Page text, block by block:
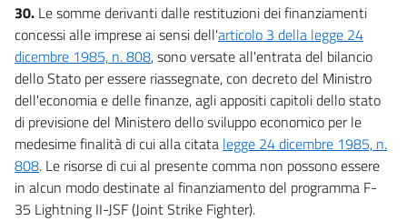
30. Le somme derivanti dalle restituzioni dei finanziamenti
concessi alle imprese ai sensi dell'articolo 3 della legge 24
dicembre 1985, n. 808, sono versate all'entrata del bilancio
dello Stato per essere riassegnate, con decreto del Ministro
dell'economia e delle finanze, agli appositi capitoli dello stato
di previsione del Ministero dello sviluppo economico per le
medesime finalità di cui alla citata legge 24 dicembre 1985, n.
808. Le risorse di cui al presente comma non possono essere
in alcun modo destinate al finanziamento del programma F-
35 Lightning II-JSF (Joint Strike Fighter).